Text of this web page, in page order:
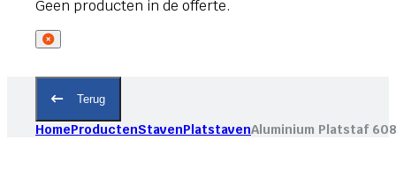
Terug
HomeProductenStavenPlatstavenAluminium Platstaf